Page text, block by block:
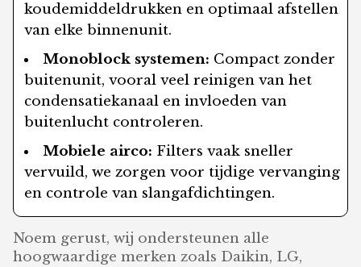
koudemiddeldrukken en optimaal afstellen
van elke binnenunit.
Monoblock systemen: Compact zonder
buitenunit, vooral veel reinigen van het
condensatiekanaal en invloeden van
buitenlucht controleren.
Mobiele airco: Filters vaak sneller
vervuild, we zorgen voor tijdige vervanging
en controle van slangafdichtingen.
Noem gerust, wij ondersteunen alle
hoogwaardige merken zoals Daikin, LG,